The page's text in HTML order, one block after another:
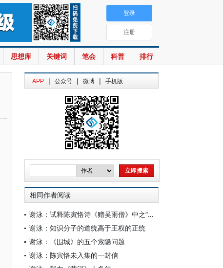
思想库 关键词 笔会 科普 排行
登录
注册
APP | 公众号 | 微博 | 手机版
相同作者阅读
谢泳：试释陈寅恪诗《赠吴雨僧》中之“讵公”
谢泳：知识分子的道统高于王权的正统
谢泳：《围城》的五个索隐问题
谢泳：陈寅恪未入集的一封信